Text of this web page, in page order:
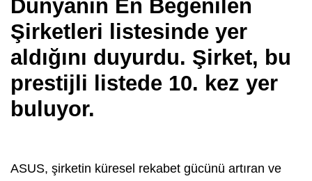
Dünyanın En Beğenilen
Şirketleri listesinde yer
aldığını duyurdu. Şirket, bu
prestijli listede 10. kez yer
buluyor.
ASUS, şirketin küresel rekabet gücünü artıran ve